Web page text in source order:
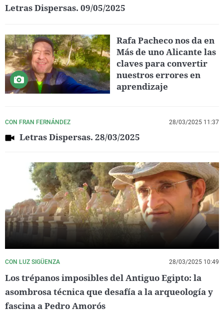
Letras Dispersas. 09/05/2025
Rafa Pacheco nos da en
Más de uno Alicante las
claves para convertir
nuestros errores en
aprendizaje
CON FRAN FERNÁNDEZ 28/03/2025 11:37
Letras Dispersas. 28/03/2025
CON LUZ SIGÜENZA 28/03/2025 10:49
Los trépanos imposibles del Antiguo Egipto: la
asombrosa técnica que desafía a la arqueología y
fascina a Pedro Amorós